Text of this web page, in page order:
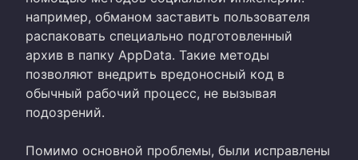
например, обманом заставить пользователя
распаковать специально подготовленный
архив в папку AppData. Такие методы
позволяют внедрить вредоносный код в
обычный рабочий процесс, не вызывая
подозрений.
Помимо основной проблемы, были исправлены